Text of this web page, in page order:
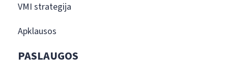
VMI strategija
Apklausos
PASLAUGOS